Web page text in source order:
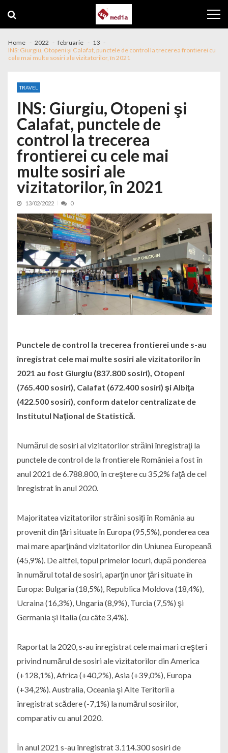
Home 2022 februarie
13
INS: Giurgiu, Otopeni şi Calafat, punctele de control la trecerea frontierei cu
cele mai multe sosiri ale vizitatorilor, în 2021
TRAVEL
INS: Giurgiu, Otopeni şi
Calafat, punctele de
control la trecerea
frontierei cu cele mai
multe sosiri ale
vizitatorilor, în 2021
13/02/2022 0
Punctele de control la trecerea frontierei unde s-au
înregistrat cele mai multe sosiri ale vizitatorilor în
2021 au fost Giurgiu (837.800 sosiri), Otopeni
(765.400 sosiri), Calafat (672.400 sosiri) şi Albiţa
(422.500 sosiri), conform datelor centralizate de
Institutul Naţional de Statistică.
Numărul de sosiri al vizitatorilor străini înregistraţi la
punctele de control de la frontierele României a fost în
anul 2021 de 6.788.800, în creştere cu 35,2% faţă de cel
înregistrat în anul 2020.
Majoritatea vizitatorilor străini sosiţi în România au
provenit din ţări situate în Europa (95,5%), ponderea cea
mai mare aparţinând vizitatorilor din Uniunea Europeană
(45,9%). De altfel, topul primelor locuri, după ponderea
în numărul total de sosiri, aparţin unor ţări situate în
Europa: Bulgaria (18,5%), Republica Moldova (18,4%),
Ucraina (16,3%), Ungaria (8,9%), Turcia (7,5%) şi
Germania şi Italia (cu câte 3,4%).
Raportat la 2020, s-au înregistrat cele mai mari creşteri
privind numărul de sosiri ale vizitatorilor din America
(+128,1%), Africa (+40,2%), Asia (+39,0%), Europa
(+34,2%). Australia, Oceania şi Alte Teritorii a
înregistrat scădere (-7,1%) la numărul sosirilor,
comparativ cu anul 2020.
În anul 2021 s-au înregistrat 3.114.300 sosiri de